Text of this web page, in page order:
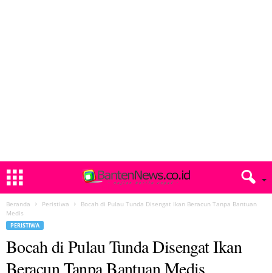
Beranda Peristiwa
Bocah di Pulau Tunda Disengat Ikan Beracun Tanpa Bantuan
Medis
PERISTIWA
Bocah di Pulau Tunda Disengat Ikan
Beracun Tanpa Bantuan Medis